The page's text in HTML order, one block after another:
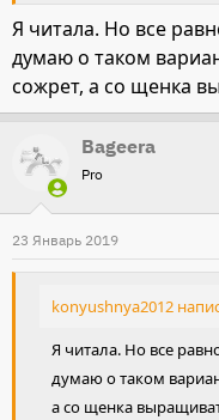
Я читала. Но все
думаю о таком
сожрет, а со щенка
Bageera
Pro
23 Январь 2019
konyushnya2012
Я читала. Но все
думаю о таком
а со щенка